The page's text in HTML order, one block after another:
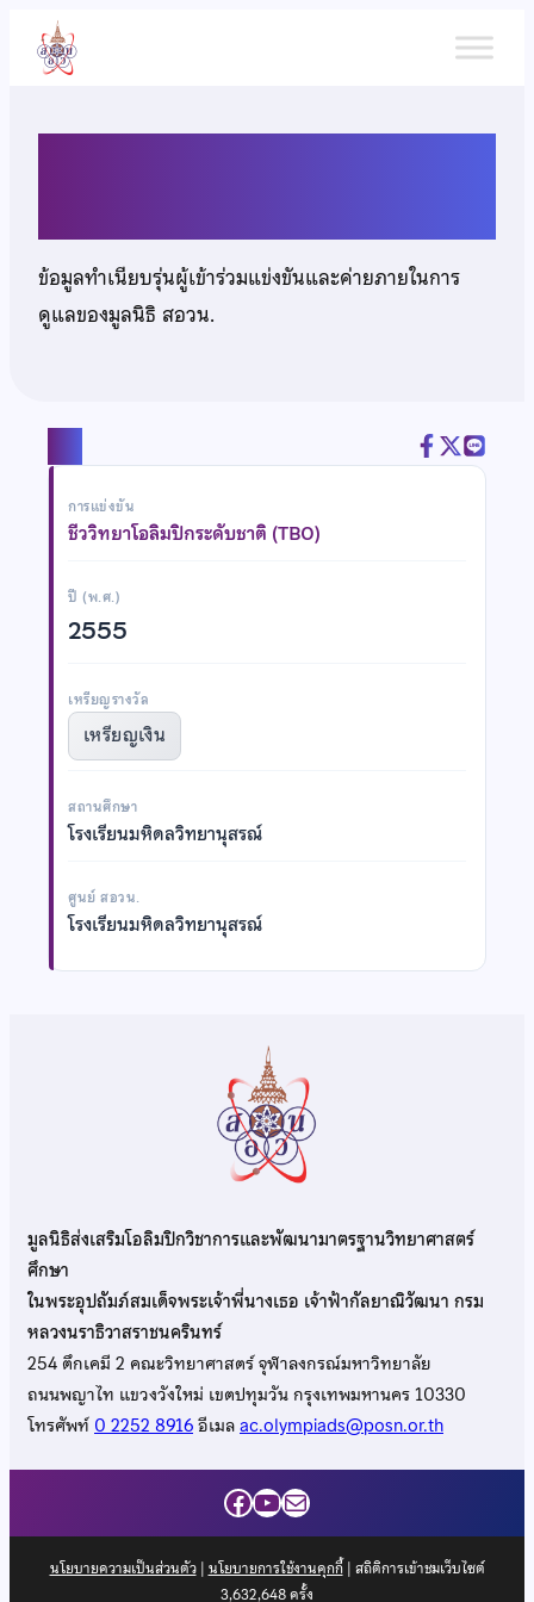
เนื้อหา
ข้อมูลทำเนียบรุ่นผู้เข้าร่วมแข่งขันและค่ายภายในการ
ดูแลของมูลนิธิ สอวน.
การแข่งขัน
ชีววิทยาโอลิมปิกระดับชาติ (TBO)
ปี (พ.ศ.)
2555
เหรียญรางวัล
เหรียญเงิน
สถานศึกษา
โรงเรียนมหิดลวิทยานุสรณ์
ศูนย์ สอวน.
โรงเรียนมหิดลวิทยานุสรณ์
มูลนิธิส่งเสริมโอลิมปิกวิชาการและพัฒนามาตรฐานวิทยาศาสตร์
ศึกษา
ในพระอุปถัมภ์สมเด็จพระเจ้าพี่นางเธอ เจ้าฟ้ากัลยาณิวัฒนา กรม
หลวงนราธิวาสราชนครินทร์
254 ตึกเคมี 2 คณะวิทยาศาสตร์ จุฬาลงกรณ์มหาวิทยาลัย
ถนนพญาไท แขวงวังใหม่ เขตปทุมวัน กรุงเทพมหานคร 10330
โทรศัพท์0 2252 8916อีเมลac.olympiads@posn.or.th
Facebook
YouTube
Mail
นโยบายความเป็นส่วนตัว| นโยบายการใช้งานคุกกี้| สถิติการเข้าชมเว็บไซต์
3,632,648ครั้ง